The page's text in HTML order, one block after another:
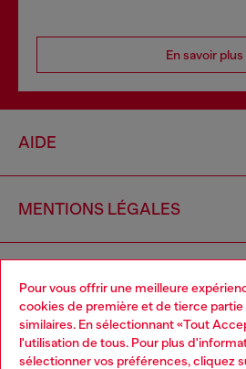
Pour vous offrir une meilleure
cookies de première et de tierce
similaires. En sélectionnant «Tout
l'utilisation de tous. Pour plus
sélectionner vos préférences, cliquez
En savoir plus
AIDE
MENTIONS LÉGALES
CORPORATE
Choose your location